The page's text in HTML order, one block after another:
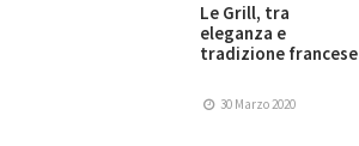
Le Grill, tra
eleganza e
tradizione francese
30 Marzo 2020